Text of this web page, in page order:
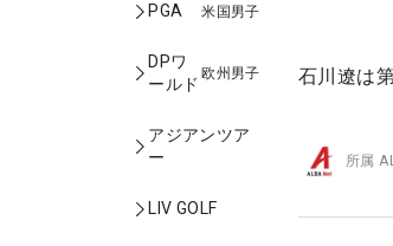
PGA 米国男子
DPワ
ールド
欧州男子
アジアンツア
ー
LIV GOLF
石川遼は
所属